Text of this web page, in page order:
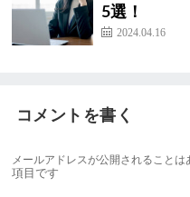
5選！
2024.04.16
コメントを書く
メールアドレスが公開されることは
項目です